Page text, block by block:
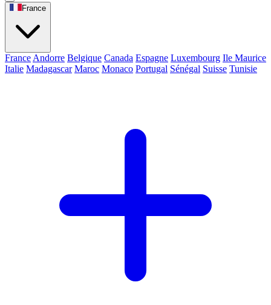
France
France Andorre Belgique Canada Espagne Luxembourg Ile Maurice
Italie Madagascar Maroc Monaco Portugal Sénégal Suisse Tunisie